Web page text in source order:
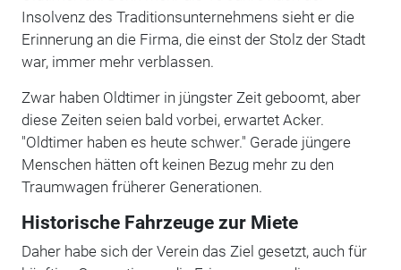
Insolvenz des Traditionsunternehmens sieht er die
Erinnerung an die Firma, die einst der Stolz der Stadt
war, immer mehr verblassen.
Zwar haben Oldtimer in jüngster Zeit geboomt, aber
diese Zeiten seien bald vorbei, erwartet Acker.
"Oldtimer haben es heute schwer." Gerade jüngere
Menschen hätten oft keinen Bezug mehr zu den
Traumwagen früherer Generationen.
Historische Fahrzeuge zur Miete
Daher habe sich der Verein das Ziel gesetzt, auch für